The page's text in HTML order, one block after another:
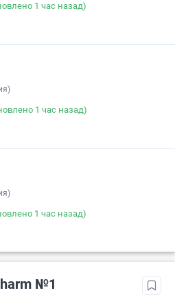
1 час назад)
1 час назад)
1 час назад)
№1